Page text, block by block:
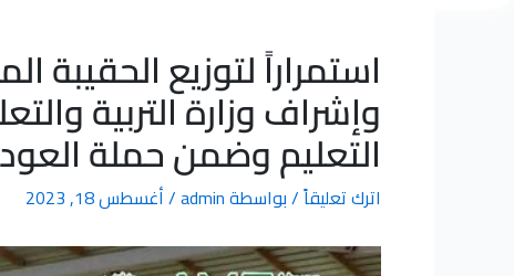
استمراراً لتوزيع
وإشراف وزارة التربية
التعليم وضمن حملة
اترك تعليقاً/ بواسطةadmin
/أغسطس 18, 2023